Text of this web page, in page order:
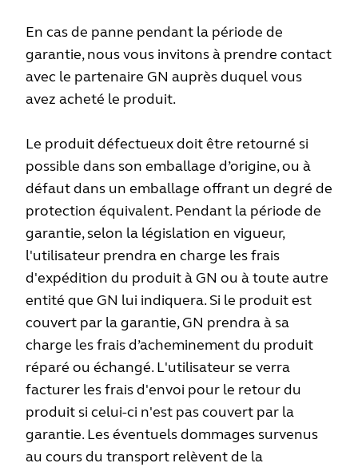
En cas de panne pendant la période de
garantie, nous vous invitons à prendre contact
avec le partenaire GN auprès duquel vous
avez acheté le produit.
Le produit défectueux doit être retourné si
possible dans son emballage d’origine, ou à
défaut dans un emballage offrant un degré de
protection équivalent. Pendant la période de
garantie, selon la législation en vigueur,
l'utilisateur prendra en charge les frais
d'expédition du produit à GN ou à toute autre
entité que GN lui indiquera. Si le produit est
couvert par la garantie, GN prendra à sa
charge les frais d’acheminement du produit
réparé ou échangé. L'utilisateur se verra
facturer les frais d'envoi pour le retour du
produit si celui-ci n'est pas couvert par la
garantie. Les éventuels dommages survenus
au cours du transport relèvent de la